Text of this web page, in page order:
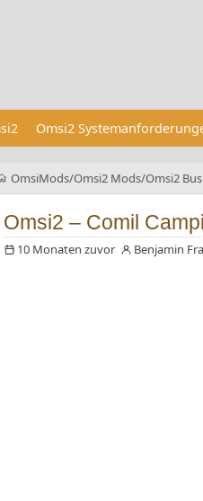
Omsi2
OmsiMods Omsi2 Mods Omsi2
Omsi2 – Comil
10 Monaten zuvor Benjamin